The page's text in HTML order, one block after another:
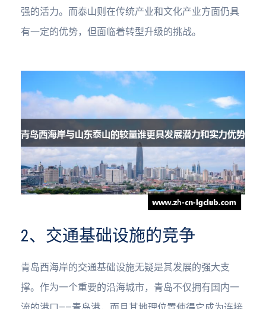
强的活力。而泰山则在传统产业和文化产业方面仍具
有一定的优势，但面临着转型升级的挑战。
2、交通基础设施的竞争
青岛西海岸的交通基础设施无疑是其发展的强大支
撑。作为一个重要的沿海城市，青岛不仅拥有国内一